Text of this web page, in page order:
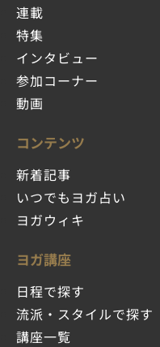
連載
特集
インタビュー
参加コーナー
動画
コンテンツ
新着記事
いつでもヨガ占い
ヨガウィキ
ヨガ講座
日程で探す
流派・スタイルで探す
講座一覧